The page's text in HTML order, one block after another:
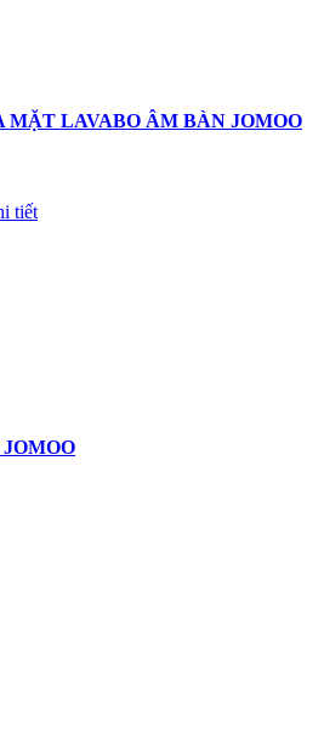
MẶT LAVABO ÂM BÀN JOMOO
tiết
JOMOO